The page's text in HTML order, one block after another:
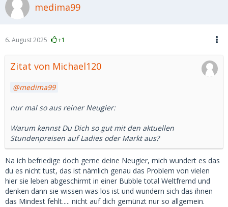
medima99
6. August 2025 +1
Zitat von Michael120
medima99
nur mal so aus reiner Neugier:
Warum kennst Du Dich so gut mit den aktuellen
Stundenpreisen auf Ladies oder Markt aus?
Na ich befriedige doch gerne deine Neugier, mich wundert es das
du es nicht tust, das ist nämlich genau das Problem von vielen
hier sie leben abgeschirmt in einer Bubble total Weltfremd und
denken dann sie wissen was los ist und wundern sich das ihnen
das Mindest fehlt..... nicht auf dich gemünzt nur so allgemein.